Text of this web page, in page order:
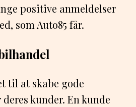
positive anmeldelser
som Auto85 får.
til at skabe gode
kunder. En kunde